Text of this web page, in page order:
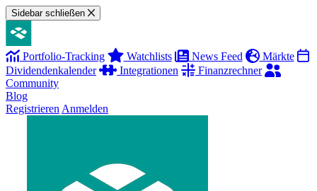
Sidebar schließen
Portfolio-Tracking Watchlists News Feed
Märkte
Dividendenkalender
Integrationen
Finanzrechner
Community
Blog
Registrieren Anmelden